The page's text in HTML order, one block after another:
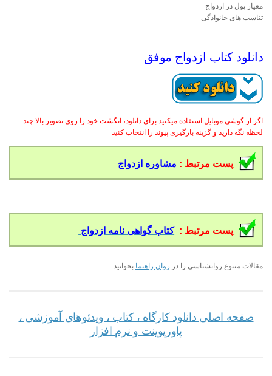
معیار پول در ازدواج
تناسب های خانوادگی
دانلود کتاب ازدواج موفق
اگر از گوشی موبایل استفاده میکنید برای دانلود، انگشت خود را روی تصویر بالا چند
لحظه نگه دارید و گزینه بارگیری پیوند را انتخاب کنید
پست مرتبط : مشاوره ازدواج
پست مرتبط :کتاب گواهی نامه ازدواج
مقالات متنوع روانشناسی را در روان راهنما بخوانید
صفحه اصلی دانلود کارگاه ، کتاب ، ویدئوهای آموزشی ،
پاورپوینت و نرم افزار